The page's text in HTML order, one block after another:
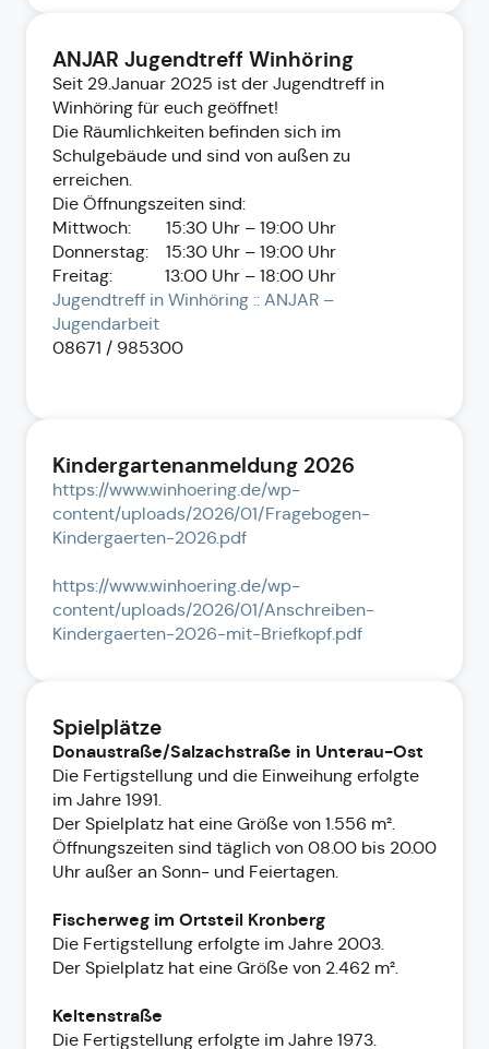
ANJAR Jugendtreff Winhöring
Seit 29.Januar 2025 ist der Jugendtreff in
Winhöring für euch geöffnet!
Die Räumlichkeiten befinden sich im
Schulgebäude und sind von außen zu
erreichen.
Die Öffnungszeiten sind:
Mittwoch: 15:30 Uhr – 19:00 Uhr
Donnerstag: 15:30 Uhr – 19:00 Uhr
Freitag: 13:00 Uhr – 18:00 Uhr
Jugendtreff in Winhöring :: ANJAR –
Jugendarbeit
08671 / 985300
Kindergartenanmeldung 2026
https://www.winhoering.de/wp-
content/uploads/2026/01/Fragebogen-
Kindergaerten-2026.pdf
https://www.winhoering.de/wp-
content/uploads/2026/01/Anschreiben-
Kindergaerten-2026-mit-Briefkopf.pdf
Spielplätze
Donaustraße/Salzachstraße in Unterau-Ost
Die Fertigstellung und die Einweihung erfolgte
im Jahre 1991.
Der Spielplatz hat eine Größe von 1.556 m².
Öffnungszeiten sind täglich von 08.00 bis 20.00
Uhr außer an Sonn- und Feiertagen.
Fischerweg im Ortsteil Kronberg
Die Fertigstellung erfolgte im Jahre 2003.
Der Spielplatz hat eine Größe von 2.462 m².
Keltenstraße
Die Fertigstellung erfolgte im Jahre 1973.